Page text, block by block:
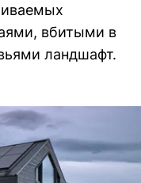
вбитыми в
ландшафт.